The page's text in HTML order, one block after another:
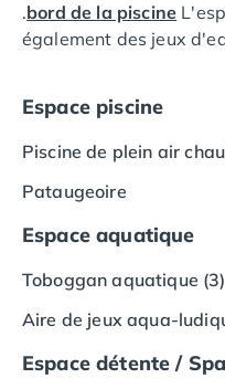
Camping Nîmes
Camping Hérault
Camping Béziers
Camping La Grande
Camping Marseillan-
Camping Palavas-les-
Camping Sète
Camping Valras-Plage
Camping Vias-Plage
Camping Argelès-sur-
Camping Canet-en-
.bord de la piscine
également des jeux
Espace piscine
Piscine de plein air
Pataugeoire
Espace aquatique
Toboggan aquatique (3)
Aire de jeux aqua-
Espace détente / Spa